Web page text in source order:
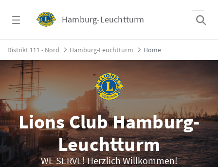
Hamburg-Leuchtturm
Home - Hamburg-Leuchtturm
Distrikt 111 - Nord Hamburg-Leuchtturm Home
Lions Club Hamburg-
Leuchtturm
WE SERVE! Herzlich Willkommen!